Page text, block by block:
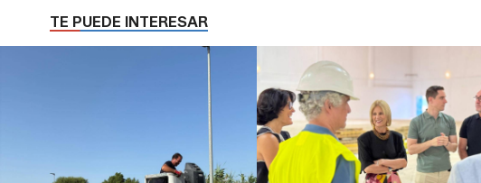
TE PUEDE INTERESAR